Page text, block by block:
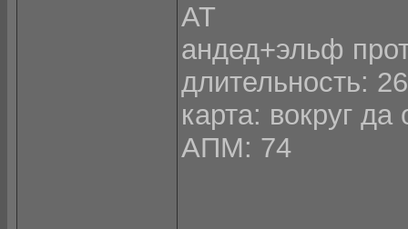
АТ
андед+эльф
длительность:
карта: вокруг да
АПМ: 74